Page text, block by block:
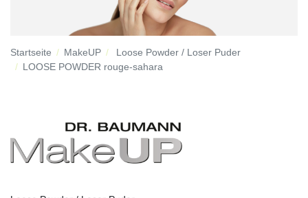
Startseite MakeUP
Loose Powder / Loser Puder
LOOSE POWDER rouge-sahara